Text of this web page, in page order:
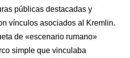
públicas destacadas y
vínculos asociados al Kremlin.
de «escenario rumano»
simple que vinculaba